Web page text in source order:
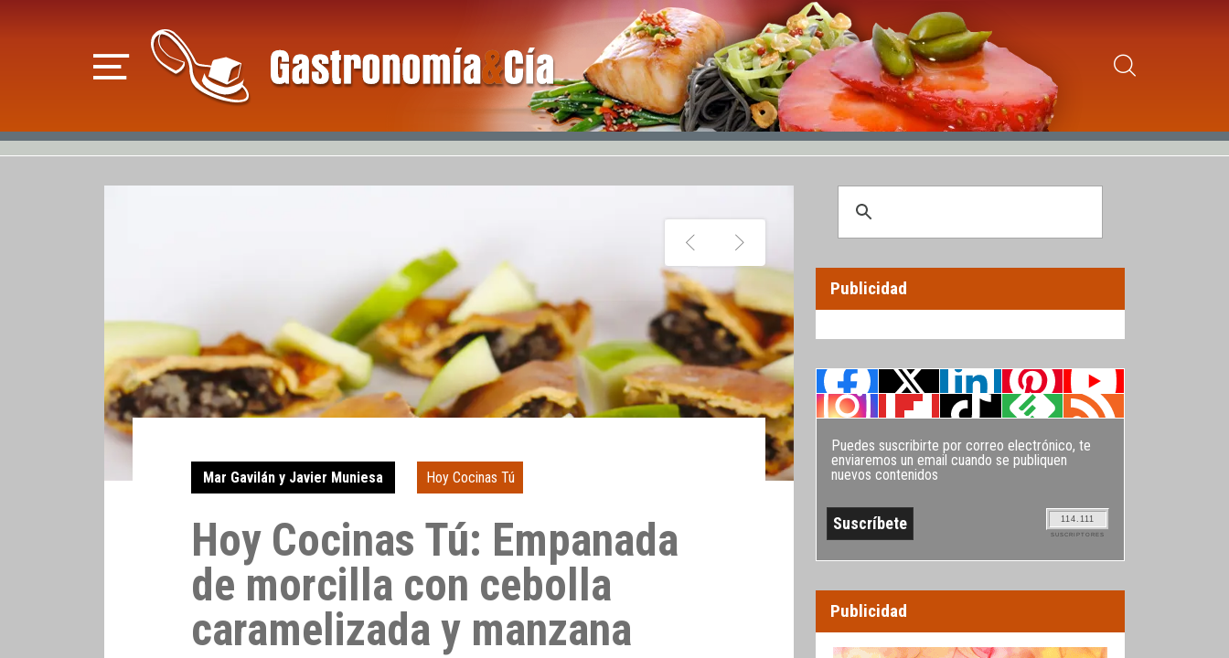
Mar Gavilán y Javier Muniesa Hoy Cocinas Tú
Hoy Cocinas Tú: Empanada
de morcilla con cebolla
caramelizada y manzana
Publicidad
Puedes suscribirte por correo electrónico, te
enviaremos un email cuando se publiquen
nuevos contenidos
114.111
SUSCRIPTORES
Publicidad